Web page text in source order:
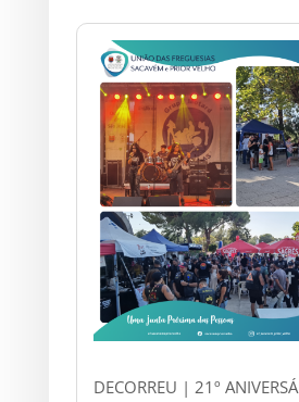
DECORREU | 21º